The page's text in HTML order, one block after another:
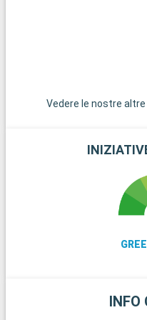
Vedere le nostre
INFO